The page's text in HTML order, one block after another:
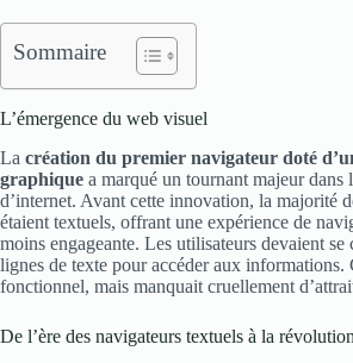
Sommaire
L’émergence du web visuel
La création du premier navigateur doté
graphique a marqué un tournant majeur dans
d’internet. Avant cette innovation, la majorité
étaient textuels, offrant une expérience de
moins engageante. Les utilisateurs devaient se
lignes de texte pour accéder aux informations.
fonctionnel, mais manquait cruellement
De l’ère des navigateurs textuels à la